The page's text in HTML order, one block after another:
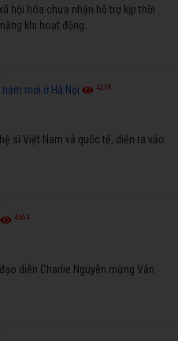
hội hóa chưa nhận hỗ trợ kịp thời
khi hoạt động.
mới ở Hà Nội 4218
sĩ Việt Nam và quốc tế, diễn ra vào
4654
diễn Charlie Nguyễn mừng Vân